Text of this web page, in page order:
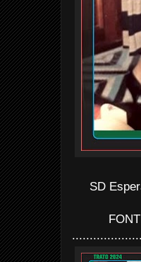
SD